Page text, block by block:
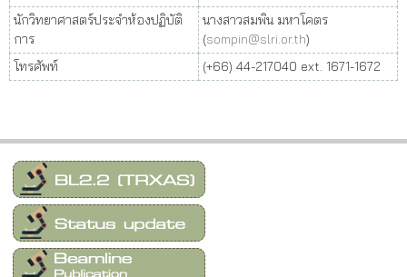
นักวิทยาศาสตร์ประจำห้องปฏิบัติ
การ
นางสาวสมพิน มหาโคตร
(sompin@slri.or.th)
โทรศัพท์
(+66) 44-217040 ext. 1671-1672